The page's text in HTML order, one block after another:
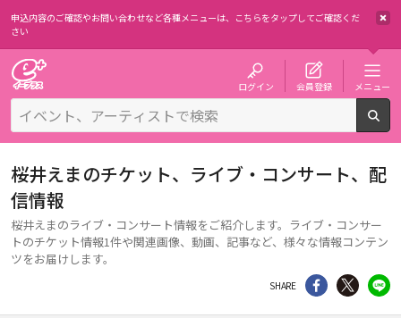
申込内容のご確認やお問い合わせなど各種メニューは、 こちらをタップしてご確認くだ
さい
ログイン 会員登録 メニュー
桜井えまのチケット、ライブ・コンサート、配
信情報
桜井えまのライブ・コンサート情報をご紹介します。ライブ・コンサー
トのチケット情報1件や関連画像、動画、記事など、様々な情報コンテン
ツをお届けします。
SHARE シェア Twitter